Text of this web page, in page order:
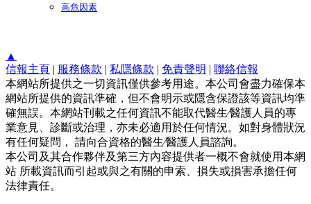
高危因素
▲
信報主頁 | 服務條款 | 私隱條款 | 免責聲明 | 聯絡信報
本網站所提供之一切資訊僅供參考用途。本公司會盡力確保本
網站所提供的資訊準確，但不會明示或隱含保證該等資訊均準
確無誤。本網站刊載之任何資訊不能取代醫生∕醫護人員的專
業意見、診斷或治理，亦未必適用於任何情況。如對身體狀況
有任何疑問， 請向合資格的醫生∕醫護人員諮詢。
本公司及其合作夥伴及第三方內容提供者一概不會就使用本網
站 所載資訊而引起或與之有關的申索、損失或損害承擔任何
法律責任。